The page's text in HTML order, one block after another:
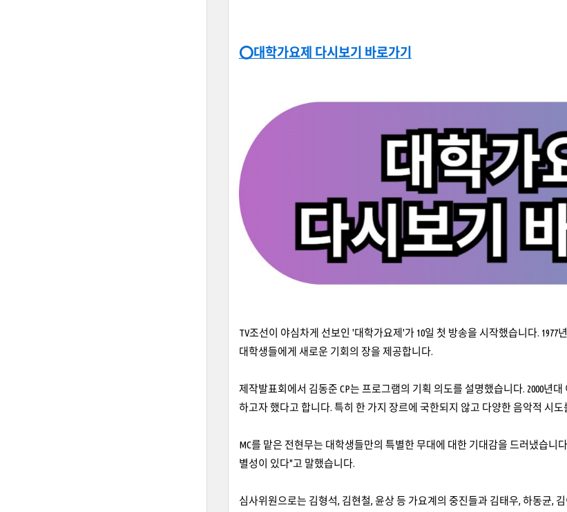
⭕대학가요제 다시보기 바로가기
TV조선이 야심차게 선보인 '대학가요제'가 10일 첫 방송을 시작했습니다.
대학생들에게 새로운 기회의 장을 제공합니다.
제작발표회에서 김동준 CP는 프로그램의 기획 의도를 설명했습니다. 2000년
하고자 했다고 합니다. 특히 한 가지 장르에 국한되지 않고 다양한 음악적 시
MC를 맡은 전현무는 대학생들만의 특별한 무대에 대한 기대감을 드러냈습
별성이 있다"고 말했습니다.
심사위원으로는 김형석, 김현철, 윤상 등 가요계의 중진들과 김태우, 하동균,